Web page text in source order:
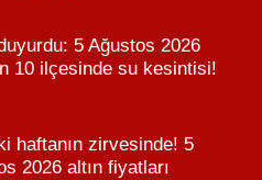
5 Ağustos 2026
10 ilçesinde su kesintisi!
haftanın zirvesinde! 5
2026 altın fiyatları